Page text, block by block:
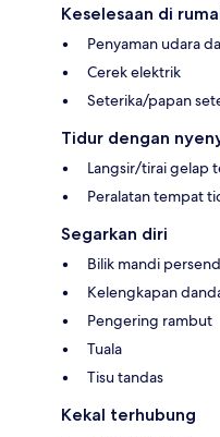
Keselesaan di
Penyaman udara
Cerek elektrik
Seterika/papan
Tidur dengan
Langsir/tirai gelap
Peralatan tempat
Segarkan diri
Bilik mandi
Kelengkapan
Pengering rambut
Tuala
Tisu tandas
Kekal terhubung